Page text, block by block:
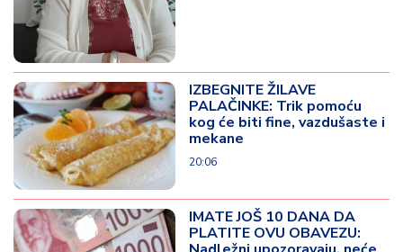
IZBEGNITE ŽILAVE
PALAČINKE: Trik pomoću
kog će biti fine, vazdušaste i
mekane
20:06
IMATE JOŠ 10 DANA DA
PLATITE OVU OBAVEZU: